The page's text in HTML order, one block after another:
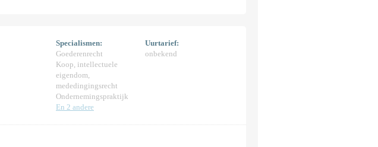
Specialismen:
Goederenrecht
Koop, intellectuele
eigendom,
mededingingsrecht
Ondernemingspraktijk
En 2 andere
Uurtarief:
onbekend